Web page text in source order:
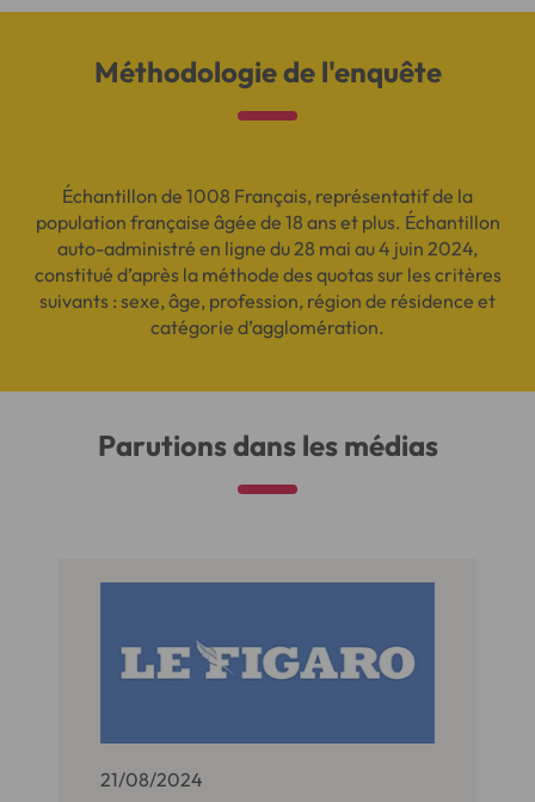
Méthodologie de l'enquête
Échantillon de 1008 Français, représentatif de la
population française âgée de 18 ans et plus. Échantillon
auto-administré en ligne du 28 mai au 4 juin 2024,
constitué d’après la méthode des quotas sur les critères
suivants : sexe, âge, profession, région de résidence et
catégorie d’agglomération.
Parutions dans les médias
21/08/2024